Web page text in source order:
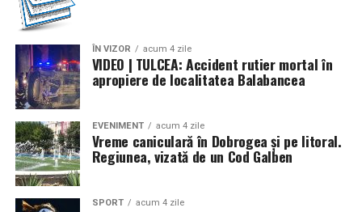
eliberare şi întregire naţională (1916-1919) (4/17)
* Acum 78 de ani (1948) a apărut Decretul-lege nr. 177
privind cultele religioase din România, prin care s-a
reiterat libertatea credinţei religioase şi a practicării
cultelor (cu excepţia celor interzise), dar s-a subliniat şi
obligaţia respectării întocmai a legilor statului. Printre
altele, se prevedea că niciun cult sau un reprezentant al
unui cult religios nu putea întreţine legături cu alte
culte religioase, instituţii sau persoane oficiale din afara
ţării decât cu aprobarea Ministerului Culturii şi prin
ÎN VIZOR acum 4 zile
VIDEO | TULCEA: Accident rutier mortal în
apropiere de localitatea Balabancea
EVENIMENT acum 4 zile
Vreme caniculară în Dobrogea și pe litoral.
Regiunea, vizată de un Cod Galben
SPORT acum 4 zile